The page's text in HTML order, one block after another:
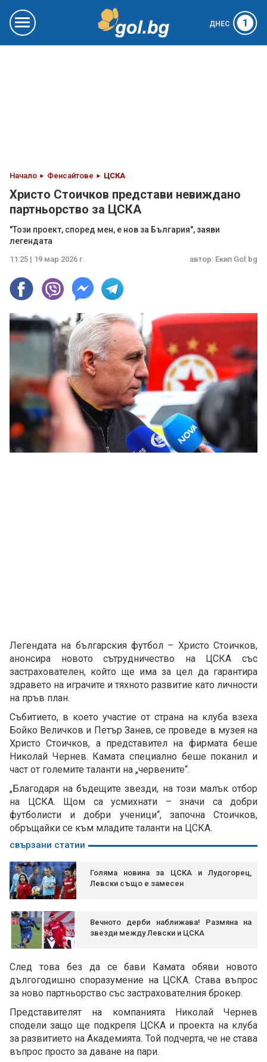
ДНЕС 1
Начало Фенсайтове ЦСКА
Христо Стоичков представи невиждано
партньорство за ЦСКА
"Този проект, според мен, е нов за България", заяви
легендата
11:25 | 19 мар 2026 г. автор: Екип Gol.bg
Легендата на българския футбол – Христо Стоичков,
анонсира новото сътрудничество на ЦСКА със
застрахователен, който ще има за цел да гарантира
здравето на играчите и тяхното развитие като личности
на пръв план.
Събитието, в което участие от страна на клуба взеха
Бойко Величков и Петър Занев, се проведе в музея на
Христо Стоичков, а представител на фирмата беше
Николай Чернев. Камата специално беше поканил и
част от големите таланти на „червените“.
„Благодаря на бъдещите звезди, на този малък отбор
на ЦСКА. Щом са усмихнати – значи са добри
футболисти и добри ученици“, започна Стоичков,
обръщайки се към младите таланти на ЦСКА.
свързани статии
Голяма новина за ЦСКА и Лудогорец,
Левски също е замесен
Вечното дерби наближава! Размяна на
звезди между Левски и ЦСКА
След това без да се бави Камата обяви новото
дългогодишно споразумение на ЦСКА. Става въпрос
за ново партньорство със застрахователния брокер.
Представителят на компанията Николай Чернев
сподели защо ще подкрепя ЦСКА и проекта на клуба
за развитието на Академията. Той подчерта, че не става
въпрос просто за даване на пари.